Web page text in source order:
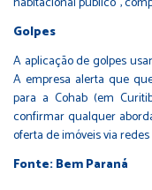
Golpes
A aplicação de golpes
A empresa alerta que
para a Cohab (em
confirmar qualquer
oferta de imóveis via redes
Fonte: Bem Paraná